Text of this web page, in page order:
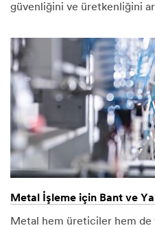
güvenliğini ve üretkenliğini
Metal İşleme için Bant ve
Metal hem üreticiler hem